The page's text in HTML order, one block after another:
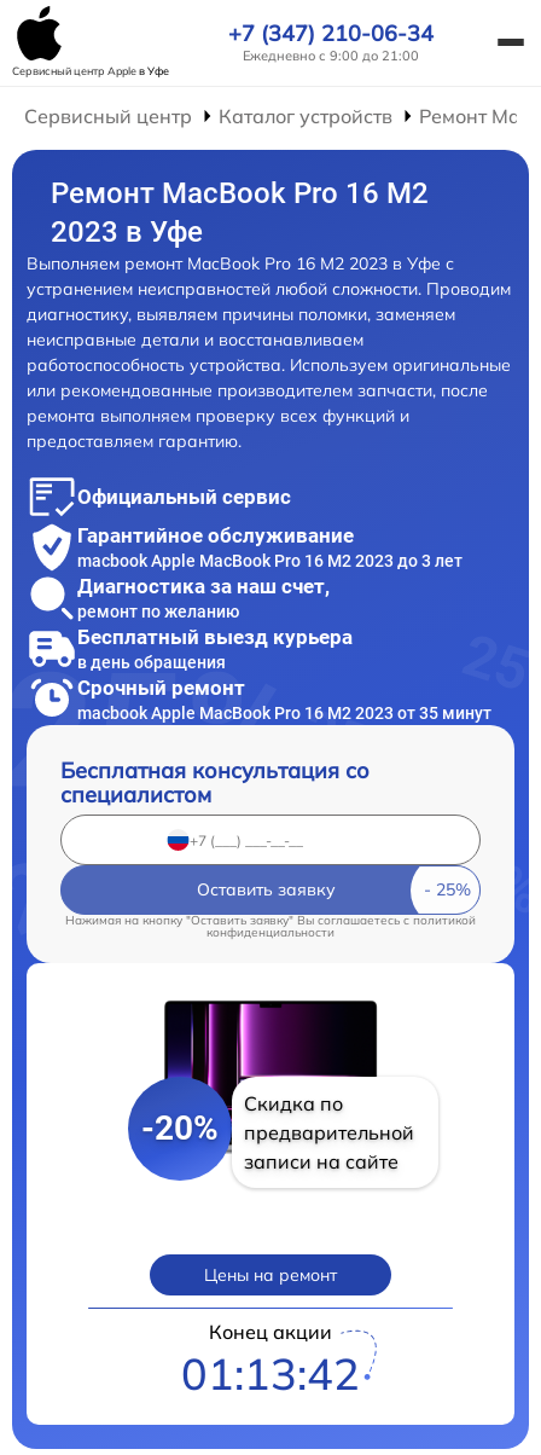
Сервисный центр Appleв Уфе
+7 (347) 210-06-34
Ежедневно с 9:00 до 21:00
Сервисный центр Каталог устройств Ремонт
Ремонт MacBook Pro 16 M2
2023 в Уфе
Выполняем ремонт MacBook Pro 16 M2 2023 в Уфе с
устранением неисправностей любой сложности. Проводим
диагностику, выявляем причины поломки, заменяем
неисправные детали и восстанавливаем
работоспособность устройства. Используем оригинальные
или рекомендованные производителем запчасти, после
ремонта выполняем проверку всех функций и
предоставляем гарантию.
Официальный сервис
Гарантийное обслуживание
macbook Apple MacBook Pro 16 M2 2023 до 3 лет
Диагностика за наш счет,
ремонт по желанию
Бесплатный выезд курьера
в день обращения
Срочный ремонт
macbook Apple MacBook Pro 16 M2 2023 от 35 минут
Бесплатная консультация со
специалистом
Оставить заявку
Нажимая на кнопку "Оставить заявку" Вы соглашаетесь cполитикой
конфиденциальности
-20%
Скидка по
предварительной
записи на сайте
Цены на ремонт
Конец акции
01:13:41